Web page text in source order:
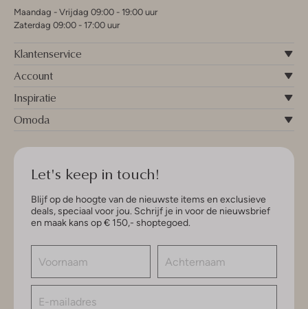
Maandag - Vrijdag 09:00 - 19:00 uur
Zaterdag 09:00 - 17:00 uur
Klantenservice
Account
Inspiratie
Omoda
Let's keep in touch!
Blijf op de hoogte van de nieuwste items en exclusieve
deals, speciaal voor jou. Schrijf je in voor de nieuwsbrief
en maak kans op € 150,- shoptegoed.